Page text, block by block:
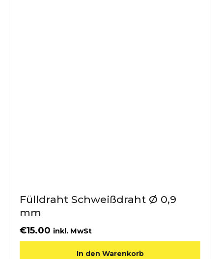
Fülldraht Schweißdraht Ø 0,9
mm
€15.00 inkl. MwSt
In den Warenkorb